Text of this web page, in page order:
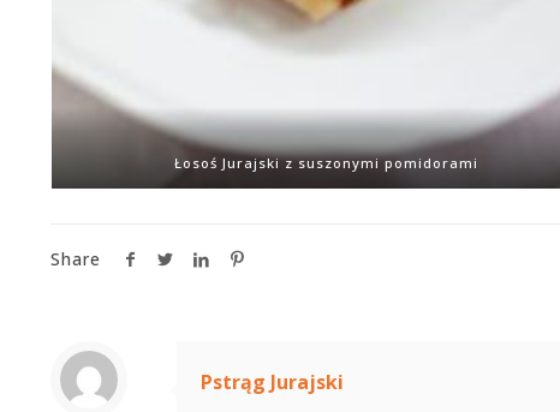
Łosoś Jurajski z suszonymi pomidorami
Share
Pstrąg Jurajski